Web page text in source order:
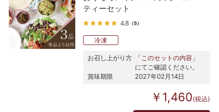
ティーセット
4.8 （5）
冷凍
お召し上がり方
「このセットの内容」
にてご確認ください。
賞味期限
2027年02月14日
￥1,460(税込)